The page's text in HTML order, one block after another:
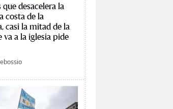
desacelera la
costa de la
casi la mitad de la
va a la iglesia pide